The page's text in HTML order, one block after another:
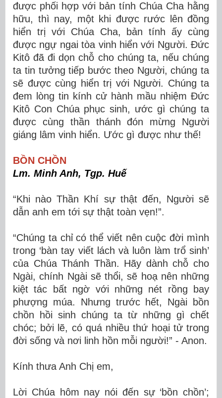
được phối hợp với bản tính Chúa Cha hằng
hữu, thì nay, một khi được rước lên đồng
hiển trị với Chúa Cha, bản tính ấy cùng
được ngự ngai tòa vinh hiển với Người. Đức
Kitô đã đi dọn chỗ cho chúng ta, nếu chúng
ta tin tưởng tiếp bước theo Người, chúng ta
sẽ được cùng hiển trị với Người. Chúng ta
đem lòng tin kính cử hành mầu nhiệm Đức
Kitô Con Chúa phục sinh, ước gì chúng ta
được cùng thần thánh đón mừng Người
giáng lâm vinh hiển. Ước gì được như thế!
BỒN CHỒN
Lm. Minh Anh, Tgp. Huế
“Khi nào Thần Khí sự thật đến, Người sẽ
dẫn anh em tới sự thật toàn vẹn!”.
“Chúng ta chỉ có thể viết nên cuộc đời mình
trong ‘bàn tay viết lách và luôn làm trổ sinh’
của Chúa Thánh Thần. Hãy dành chỗ cho
Ngài, chính Ngài sẽ thổi, sẽ hoạ nên những
kiệt tác bất ngờ với những nét rồng bay
phượng múa. Nhưng trước hết, Ngài bồn
chồn hồi sinh chúng ta từ những gì chết
chóc; bởi lẽ, có quá nhiều thứ hoại tử trong
đời sống và nơi linh hồn mỗi người!” - Anon.
Kính thưa Anh Chị em,
Lời Chúa hôm nay nói đến sự ‘bồn chồn’;